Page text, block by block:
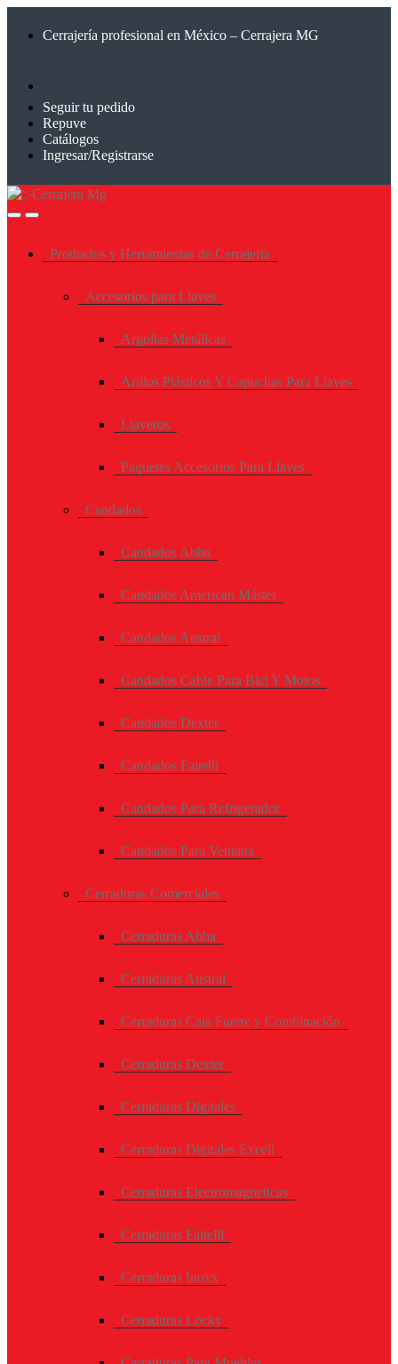
Cerrajería profesional en México – Cerrajera MG
Seguir tu pedido
Repuve
Catálogos
Ingresar/Registrarse
Productos y Herramientas de Cerrajeria
Accesorios para Llaves
Argollas Metálicas
Arillos Plásticos Y Capuchas Para Llaves
Llaveros
Paquetes Accesorios Para Llaves
Candados
Candados Abba
Candados American Máster
Candados Austral
Candados Cable Para Bici Y Motos
Candados Dexter
Candados Faitelli
Candados Para Refrigerador
Candados Para Ventana
Cerraduras Comerciales
Cerraduras Abba
Cerraduras Austral
Cerraduras Caja Fuerte y Combinación
Cerraduras Dexter
Cerraduras Digitales
Cerraduras Digitales Excell
Cerraduras Electromagneticas
Cerraduras Faitelli
Cerraduras Inoxx
Cerraduras Locky